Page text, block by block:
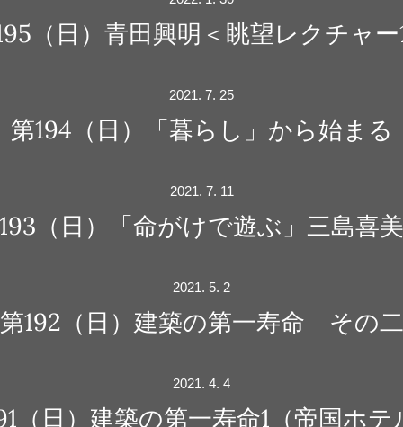
（日）青田興明＜眺望レクチャー
2021. 7. 25
第194（日）「暮らし」から始まる
2021. 7. 11
（日）「命がけで遊ぶ」三島喜
2021. 5. 2
第192（日）建築の第一寿命 その二
2021. 4. 4
（日）建築の第一寿命1（帝国ホテ